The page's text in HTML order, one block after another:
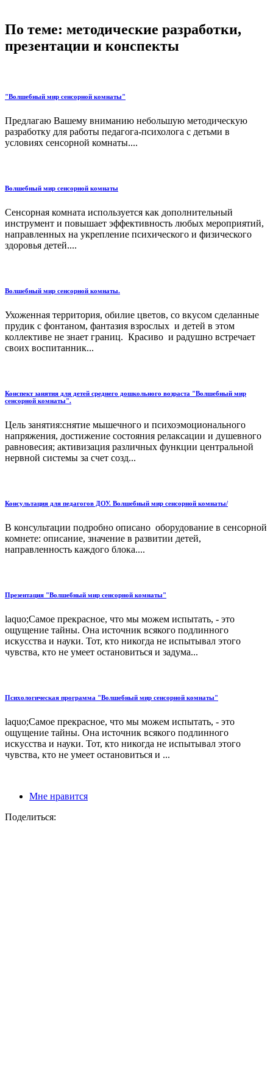
По теме: методические разработки,
презентации и конспекты
"Волшебный мир сенсорной комнаты"
Предлагаю Вашему вниманию небольшую методическую
разработку для работы педагога-психолога с детьми в
условиях сенсорной комнаты....
Волшебный мир сенсорной комнаты
Сенсорная комната используется как дополнительный
инструмент и повышает эффективность любых мероприятий,
направленных на укрепление психического и физического
здоровья детей....
Волшебный мир сенсорной комнаты.
Ухоженная территория, обилие цветов, со вкусом сделанные
прудик с фонтаном, фантазия взрослых и детей в этом
коллективе не знает границ. Красиво и радушно встречает
своих воспитанник...
Конспект занятия для детей среднего дошкольного возраста "Волшебный мир
сенсорной комнаты".
Цель занятия:снятие мышечного и психоэмоционального
напряжения, достижение состояния релаксации и душевного
равновесия; активизация различных функции центральной
нервной системы за счет созд...
Консультация для педагогов ДОУ. Волшебный мир сенсорной комнаты/
В консультации подробно описано оборудование в сенсорной
комнете: описание, значение в развитии детей,
направленность каждого блока....
Презентация "Волшебный мир сенсорной комнаты"
laquo;Самое прекрасное, что мы можем испытать, - это
ощущение тайны. Она источник всякого подлинного
искусства и науки. Тот, кто никогда не испытывал этого
чувства, кто не умеет остановиться и задума...
Психологическая программа "Волшебный мир сенсорной комнаты"
laquo;Самое прекрасное, что мы можем испытать, - это
ощущение тайны. Она источник всякого подлинного
искусства и науки. Тот, кто никогда не испытывал этого
чувства, кто не умеет остановиться и ...
Мне нравится
Поделиться: